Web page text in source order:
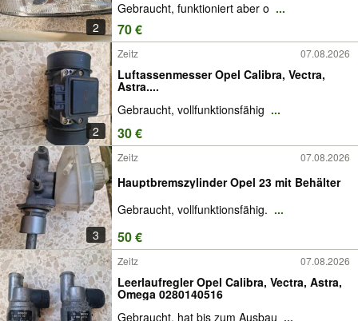
2
Gebraucht, funktioniert aber o ...
70 €
2
Zeitz 07.08.2026
Luftassenmesser Opel Calibra, Vectra,
Astra....
Gebraucht, vollfunktionsfähig ...
30 €
3
Zeitz 07.08.2026
Hauptbremszylinder Opel 23 mit Behälter
Gebraucht, vollfunktionsfähig. ...
50 €
Zeitz 07.08.2026
Leerlaufregler Opel Calibra, Vectra, Astra,
Omega 0280140516
Gebraucht, hat bis zum Ausbau ...